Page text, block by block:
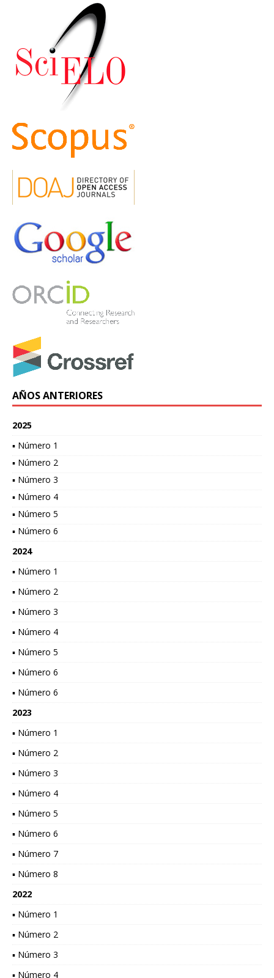
AÑOS ANTERIORES
2025
▪ Número 1
▪ Número 2
▪ Número 3
▪ Número 4
▪ Número 5
▪ Número 6
2024
▪ Número 1
▪ Número 2
▪ Número 3
▪ Número 4
▪ Número 5
▪ Número 6
▪ Número 6
2023
▪ Número 1
▪ Número 2
▪ Número 3
▪ Número 4
▪ Número 5
▪ Número 6
▪ Número 7
▪ Número 8
2022
▪ Número 1
▪ Número 2
▪ Número 3
▪ Número 4